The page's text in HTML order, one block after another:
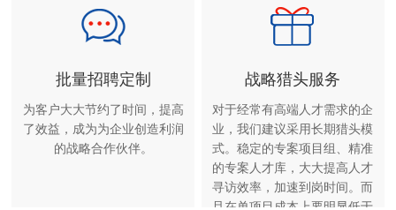
批量招聘定制
为客户大大节约了时间，提高
了效益，成为为企业创造利润
的战略合作伙伴。
战略猎头服务
对于经常有高端人才需求的企
业，我们建议采用长期猎头模
式。稳定的专案项目组、精准
的专案人才库，大大提高人才
寻访效率，加速到岗时间。而
且在单项目成本上要明显低于